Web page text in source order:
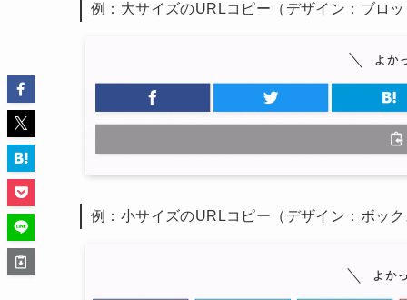
例：大サイズのURLコピー（デザイン：ブロ
例：小サイズのURLコピー（デザイン：ボッ